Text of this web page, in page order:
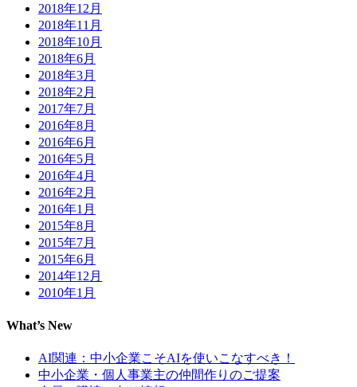
2018年12月
2018年11月
2018年10月
2018年6月
2018年3月
2018年2月
2017年7月
2016年8月
2016年6月
2016年5月
2016年4月
2016年2月
2016年1月
2015年8月
2015年7月
2015年6月
2014年12月
2010年1月
What’s New
AI関連：中小企業こそAIを使いこなすべき！
中小企業・個人事業主の仲間作りのご提案